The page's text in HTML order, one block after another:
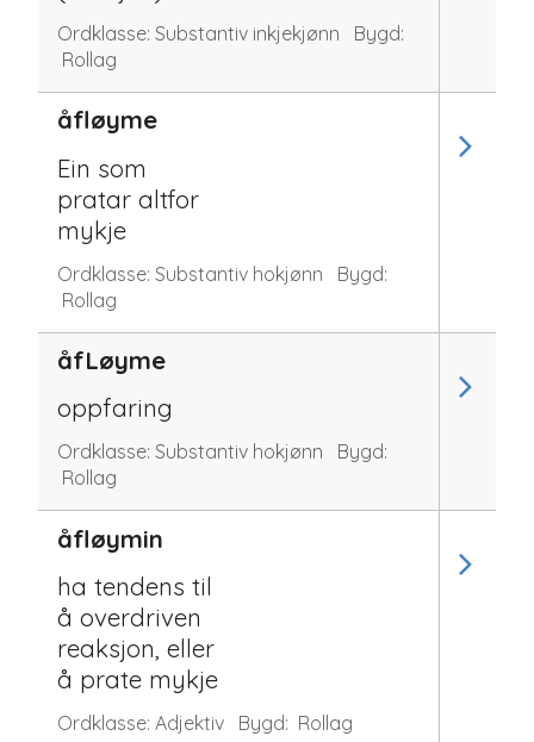
Ordklasse: Substantiv inkjekjønn
Bygd:
Rollag
åfløyme
Ein som
pratar altfor
mykje
Ordklasse: Substantiv hokjønn
Bygd:
Rollag
åfLøyme
oppfaring
Ordklasse: Substantiv hokjønn
Bygd:
Rollag
åfløymin
ha tendens til
å overdriven
reaksjon, eller
å prate mykje
Ordklasse: Adjektiv Bygd: Rollag